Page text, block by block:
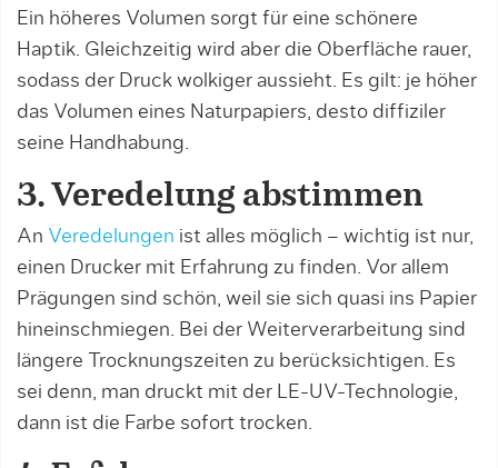
Ein höheres Volumen sorgt für eine schönere
Haptik. Gleichzeitig wird aber die Oberfläche rauer,
sodass der Druck wolkiger aussieht. Es gilt: je höher
das Volumen eines Naturpapiers, desto diffiziler
seine Handhabung.
3. Veredelung abstimmen
An Veredelungen ist alles möglich – wichtig ist nur,
einen Drucker mit Erfahrung zu finden. Vor allem
Prägungen sind schön, weil sie sich quasi ins Papier
hineinschmiegen. Bei der Weiterverarbeitung sind
längere Trocknungszeiten zu berücksichtigen. Es
sei denn, man druckt mit der LE-UV-Technologie,
dann ist die Farbe sofort trocken.